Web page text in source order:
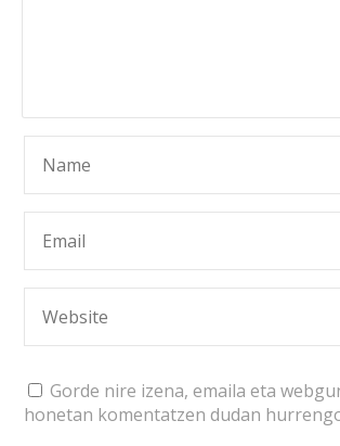
Gorde nire izena, emaila eta
honetan komentatzen dudan